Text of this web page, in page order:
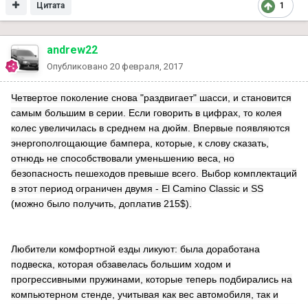
1
Цитата
andrew22
Опубликовано 20 февраля, 2017
Четвертое поколение снова "раздвигает" шасси, и становится
самым большим в серии. Если говорить в цифрах, то колея
колес увеличилась в среднем на дюйм. Впервые появляются
энергополгощающие бампера, которые, к слову сказать,
отнюдь не способствовали уменьшению веса, но
безопасность пешеходов превыше всего. Выбор комплектаций
в этот период ограничен двумя - El Camino Classic и SS
(можно было получить, доплатив 215$).
Любители комфортной езды ликуют: была доработана
подвеска, которая обзавелась большим ходом и
прогрессивными пружинами, которые теперь подбирались на
компьютерном стенде, учитывая как вес автомобиля, так и